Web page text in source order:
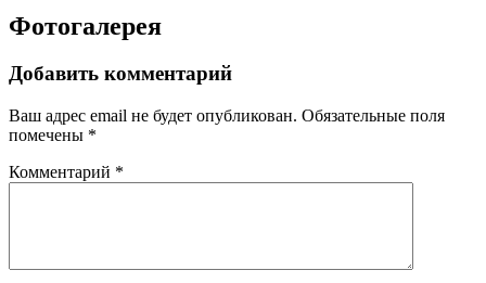
Фотогалерея
Добавить комментарий
Ваш адрес email не будет опубликован. Обязательные поля
помечены *
Комментарий *